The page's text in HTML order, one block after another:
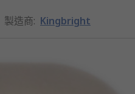
製造商: Kingbright